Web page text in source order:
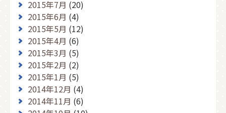
2015年7月 (20)
2015年6月 (4)
2015年5月 (12)
2015年4月 (6)
2015年3月 (5)
2015年2月 (2)
2015年1月 (5)
2014年12月 (4)
2014年11月 (6)